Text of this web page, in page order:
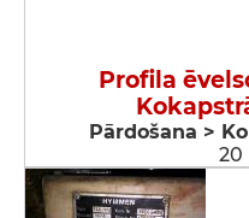
Profila
Pārdošana >
20